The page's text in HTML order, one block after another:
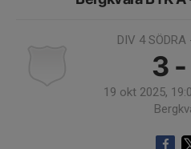
DIV 4 SÖDRA
3
19 okt 2025,